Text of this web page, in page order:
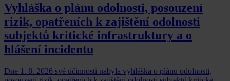
Vyhláška o plánu odolnosti, posouzení
rizik, opatřeních k zajištění odolnosti
subjektů kritické infrastruktury a o
hlášení incidentu
Dne 1. 8. 2026 své účinnosti nabyla vyhláška o plánu odolnosti,